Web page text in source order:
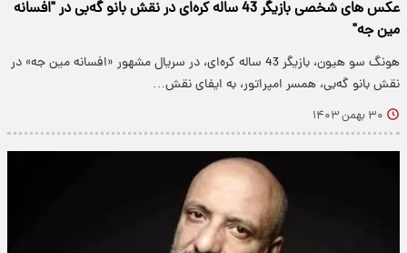
عکس های شخصی بازیگر 43 ساله کره‌ای در نقش بانو گه‌بی در "افسانه
مین جه"
هونگ سو هیون، بازیگر 43 ساله کره‌ای، در سریال مشهور «افسانه مین جه» در
نقش بانو گه‌بی، همسر امپراتور، به ایفای نقش…
۳۰ بهمن ۱۴۰۳